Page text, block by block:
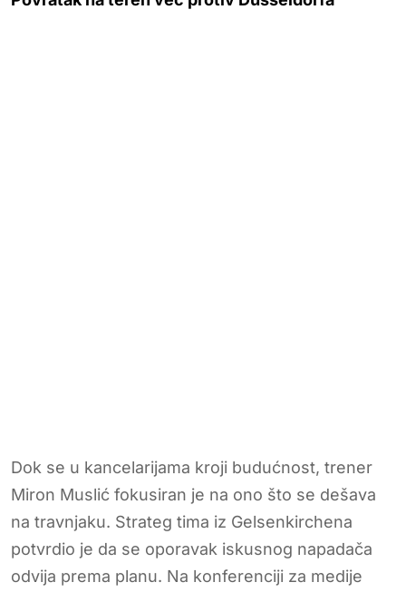
Dok se u kancelarijama kroji budućnost, trener
Miron Muslić fokusiran je na ono što se dešava
na travnjaku. Strateg tima iz Gelsenkirchena
potvrdio je da se oporavak iskusnog napadača
odvija prema planu. Na konferenciji za medije